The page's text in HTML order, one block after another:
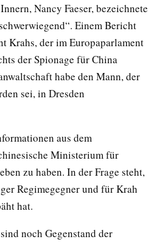
Nancy Faeser, bezeichnete
Einem Bericht
Krahs, der im Europaparlament
der Spionage für China
habe den Mann, der
sei, in Dresden
aus dem
Ministerium für
zu haben. In der Frage steht,
Regimegegner und für Krah
hat.
noch Gegenstand der